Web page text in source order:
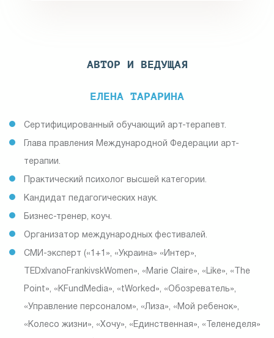
АВТОР И ВЕДУЩАЯ
ЕЛЕНА ТАРАРИНА
Сертифицированный обучающий арт-терапевт.
Глава правления Международной Федерации арт-
терапии.
Практический психолог высшей категории.
Кандидат педагогических наук.
Бизнес-тренер, коуч.
Организатор международных фестивалей.
СМИ-эксперт («1+1», «Украина» «Интер»,
TEDxIvanoFrankivskWomen», «Marie Claire», «Like», «The
Point», «KFundMedia», «tWorked», «Обозреватель»,
«Управление персоналом», «Лиза», «Мой ребенок»,
«Колесо жизни», «Хочу», «Единственная», «Теленеделя»